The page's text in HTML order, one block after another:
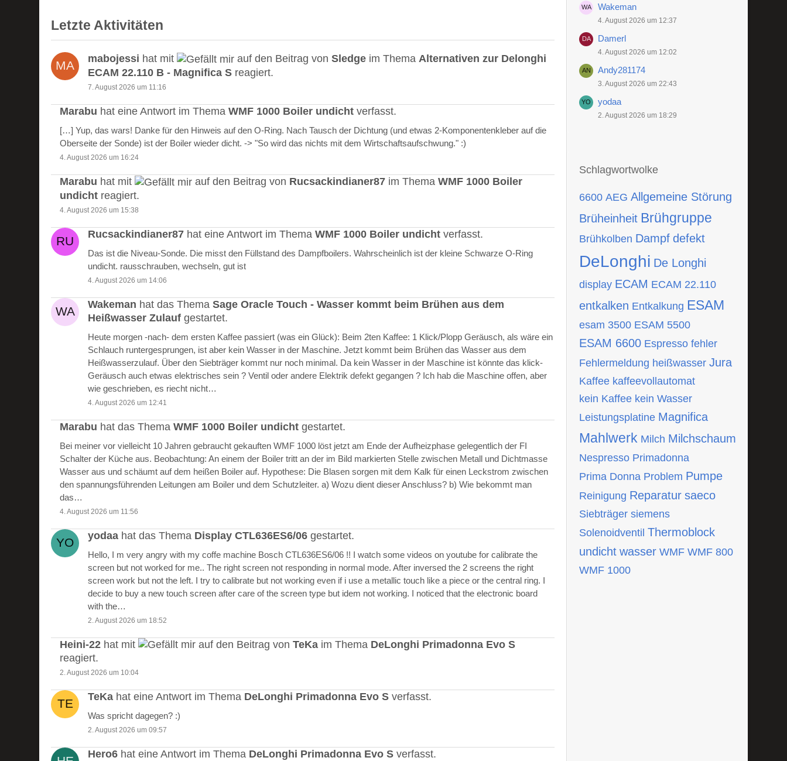
Letzte Aktivitäten
mabojessi hat mit auf den Beitrag vonSledge im ThemaAlternativen zur Delonghi
ECAM 22.110 B - Magnifica S reagiert.
7. August 2026 um 11:16
Marabu hat eine Antwort im ThemaWMF 1000 Boiler undicht verfasst.
[…] Yup, das wars! Danke für den Hinweis auf den O-Ring. Nach Tausch der Dichtung (und etwas 2-Komponentenkleber auf die
Oberseite der Sonde) ist der Boiler wieder dicht. -> "So wird das nichts mit dem Wirtschaftsaufschwung." :)
4. August 2026 um 16:24
Marabu hat mit auf den Beitrag von Rucsackindianer87 im ThemaWMF 1000 Boiler
undicht reagiert.
4. August 2026 um 15:38
Rucsackindianer87 hat eine Antwort im ThemaWMF 1000 Boiler undicht verfasst.
Das ist die Niveau-Sonde. Die misst den Füllstand des Dampfboilers. Wahrscheinlich ist der kleine Schwarze O-Ring
undicht. rausschrauben, wechseln, gut ist
4. August 2026 um 14:06
Wakeman hat das ThemaSage Oracle Touch - Wasser kommt beim Brühen aus dem
Heißwasser Zulauf gestartet.
Heute morgen -nach- dem ersten Kaffee passiert (was ein Glück): Beim 2ten Kaffee: 1 Klick/Plopp Geräusch, als wäre ein
Schlauch runtergesprungen, ist aber kein Wasser in der Maschine. Jetzt kommt beim Brühen das Wasser aus dem
Heißwasserzulauf. Über den Siebträger kommt nur noch minimal. Da kein Wasser in der Maschine ist könnte das klick-
Geräusch auch etwas elektrisches sein ? Ventil oder andere Elektrik defekt gegangen ? Ich hab die Maschine offen, aber
wie geschrieben, es riecht nicht…
4. August 2026 um 12:41
Marabu hat das ThemaWMF 1000 Boiler undicht gestartet.
Bei meiner vor vielleicht 10 Jahren gebraucht gekauften WMF 1000 löst jetzt am Ende der Aufheizphase gelegentlich der FI
Schalter der Küche aus. Beobachtung: An einem der Boiler tritt an der im Bild markierten Stelle zwischen Metall und Dichtmasse
Wasser aus und schäumt auf dem heißen Boiler auf. Hypothese: Die Blasen sorgen mit dem Kalk für einen Leckstrom zwischen
den spannungsführenden Leitungen am Boiler und dem Schutzleiter. a) Wozu dient dieser Anschluss? b) Wie bekommt man
das…
4. August 2026 um 11:56
yodaa hat das Thema Display CTL636ES6/06 gestartet.
Hello, I m very angry with my coffe machine Bosch CTL636ES6/06 !! I watch some videos on youtube for calibrate the
screen but not worked for me.. The right screen not responding in normal mode. After inversed the 2 screens the right
screen work but not the left. I try to calibrate but not working even if i use a metallic touch like a piece or the central ring. I
decide to buy a new touch screen after care of the screen type but idem not working. I noticed that the electronic board
with the…
2. August 2026 um 18:52
Heini-22 hat mit auf den Beitrag vonTeKa im Thema DeLonghi Primadonna Evo S
reagiert.
2. August 2026 um 10:04
TeKa hat eine Antwort im Thema DeLonghi Primadonna Evo S verfasst.
Was spricht dagegen? :)
2. August 2026 um 09:57
Hero6 hat eine Antwort im Thema DeLonghi Primadonna Evo S verfasst.
Wakeman
4. August 2026 um 12:37
Damerl
4. August 2026 um 12:02
Andy281174
3. August 2026 um 22:43
yodaa
2. August 2026 um 18:29
Schlagwortwolke
6600 AEG Allgemeine Störung
Brüheinheit Brühgruppe
Brühkolben Dampf defekt
DeLonghi De Longhi
display ECAM ECAM 22.110
entkalken Entkalkung ESAM
esam 3500 ESAM 5500
ESAM 6600 Espresso fehler
Fehlermeldung heißwasser Jura
Kaffee kaffeevollautomat
kein Kaffee kein Wasser
Leistungsplatine Magnifica
Mahlwerk Milch Milchschaum
Nespresso Primadonna
Prima Donna Problem Pumpe
Reinigung Reparatur saeco
Siebträger siemens
Solenoidventil Thermoblock
undicht wasser WMF WMF 800
WMF 1000